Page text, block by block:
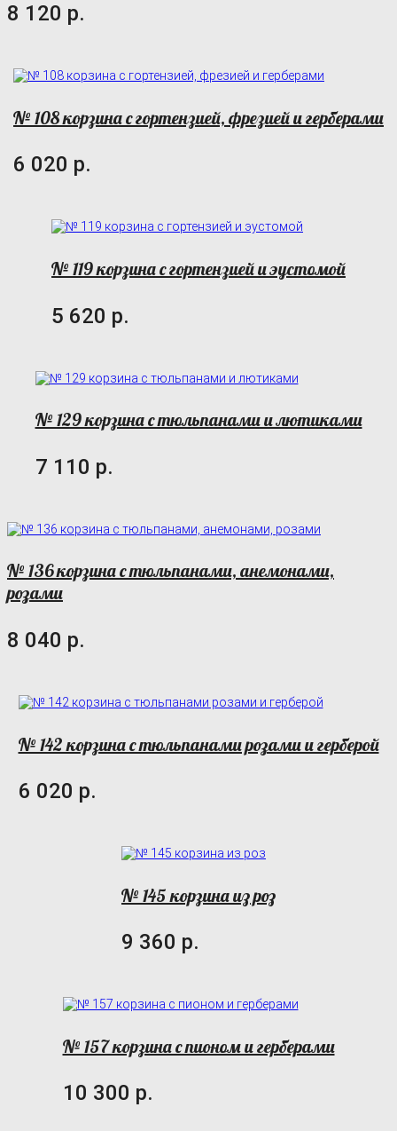
8 120 р.
№ 108 корзина с гортензией, фрезией и герберами
6 020 р.
№ 119 корзина с гортензией и эустомой
5 620 р.
№ 129 корзина с тюльпанами и лютиками
7 110 р.
№ 136 корзина с тюльпанами, анемонами,
розами
8 040 р.
№ 142 корзина с тюльпанами розами и герберой
6 020 р.
№ 145 корзина из роз
9 360 р.
№ 157 корзина с пионом и герберами
10 300 р.